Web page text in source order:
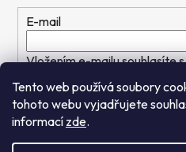
Tento web používá soubory
tohoto webu vyjadřujete
informací zde.
E-mail
Vložením e-mailu souhlasíte s
osobních údajů
PŘIHLÁSIT SE